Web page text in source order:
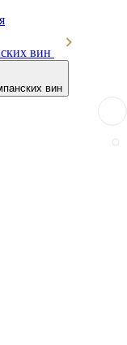
вин
вин